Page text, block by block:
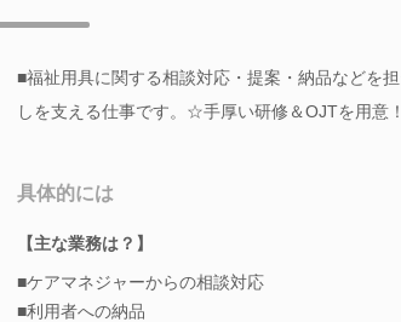
■福祉用具に関する相談対応・提案・納品などを
しを支える仕事です。☆手厚い研修＆OJTを用意！
具体的には
【主な業務は？】
■ケアマネジャーからの相談対応
■利用者への納品